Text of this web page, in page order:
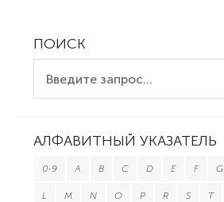
ПОИСК
АЛФАВИТНЫЙ УКАЗАТЕЛЬ
0-9 A B C D E F G
L M N O P R S T